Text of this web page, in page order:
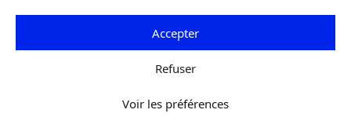
Accepter
Refuser
Voir les préférences
Art & Métiers du Livre n°0368